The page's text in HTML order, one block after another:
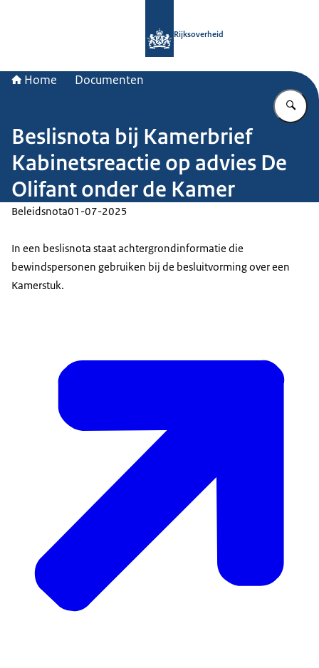
Rijksoverheid
Home Documenten
Beslisnota bij Kamerbrief
Kabinetsreactie op advies De
Olifant onder de Kamer
Beleidsnota01-07-2025
In een beslisnota staat achtergrondinformatie die
bewindspersonen gebruiken bij de besluitvorming over een
Kamerstuk.